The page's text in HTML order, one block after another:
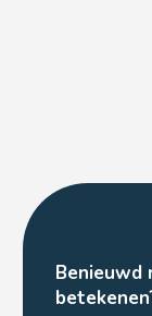
Benieuwd